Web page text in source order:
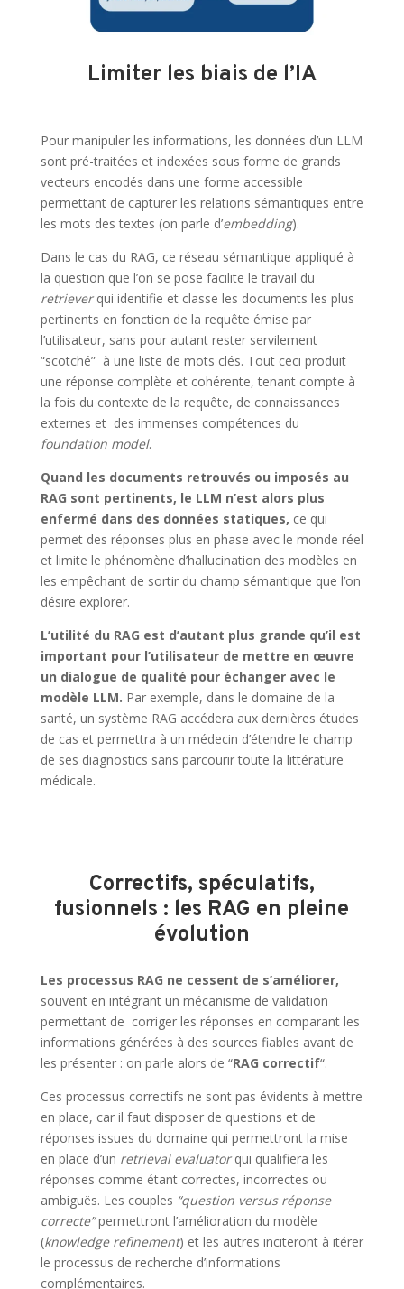
Limiter les biais de l’IA
Pour manipuler les informations, les données d’un LLM
sont pré-traitées et indexées sous forme de grands
vecteurs encodés dans une forme accessible
permettant de capturer les relations sémantiques entre
les mots des textes (on parle d’embedding).
Dans le cas du RAG, ce réseau sémantique appliqué à
la question que l’on se pose facilite le travail du
retrieverqui identifie et classe les documents les plus
pertinents en fonction de la requête émise par
l’utilisateur, sans pour autant rester servilement
“scotché” à une liste de mots clés. Tout ceci produit
une réponse complète et cohérente, tenant compte à
la fois du contexte de la requête, de connaissances
externes et des immenses compétences du
foundation model.
Quand les documents retrouvés ou imposés au
RAG sont pertinents, le LLM n’est alors plus
enfermé dans des données statiques, ce qui
permet des réponses plus en phase avec le monde réel
et limite le phénomène d’hallucination des modèles en
les empêchant de sortir du champ sémantique que l’on
désire explorer.
L’utilité du RAG est d’autant plus grande qu’il est
important pour l’utilisateur de mettre en œuvre
un dialogue de qualité pour échanger avec le
modèle LLM. Par exemple, dans le domaine de la
santé, un système RAG accédera aux dernières études
de cas et permettra à un médecin d’étendre le champ
de ses diagnostics sans parcourir toute la littérature
médicale.
Correctifs, spéculatifs,
fusionnels : les RAG en pleine
évolution
Les processus RAG ne cessent de s’améliorer,
souvent en intégrant un mécanisme de validation
permettant de corriger les réponses en comparant les
informations générées à des sources fiables avant de
les présenter : on parle alors de “RAG correctif“.
Ces processus correctifs ne sont pas évidents à mettre
en place, car il faut disposer de questions et de
réponses issues du domaine qui permettront la mise
en place d’un retrieval evaluatorqui qualifiera les
réponses comme étant correctes, incorrectes ou
ambiguës. Les couples “question versus réponse
correcte”permettront l’amélioration du modèle
(knowledge refinement) et les autres inciteront à itérer
le processus de recherche d’informations
complémentaires.